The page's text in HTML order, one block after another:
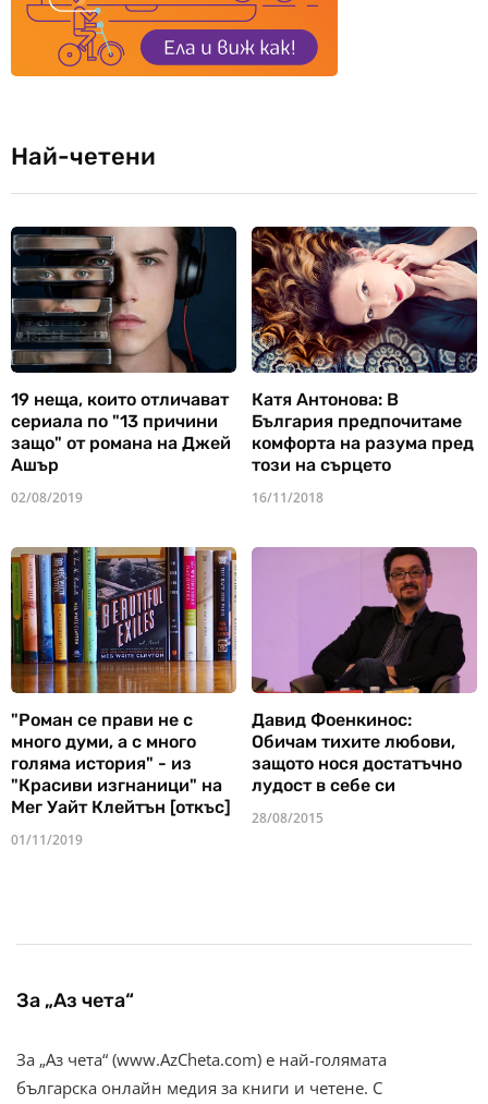
Най-четени
19 неща, които отличават
сериала по "13 причини
защо" от романа на Джей
Ашър
02/08/2019
Катя Антонова: В
България предпочитаме
комфорта на разума пред
този на сърцето
16/11/2018
"Роман се прави не с
много думи, а с много
голяма история" - из
"Красиви изгнаници" на
Мег Уайт Клейтън [откъс]
01/11/2019
Давид Фоенкинос:
Обичам тихите любови,
защото нося достатъчно
лудост в себе си
28/08/2015
За „Аз чета“
За „Аз чета“ (www.AzCheta.com) е най-голямата
българска онлайн медия за книги и четене. С